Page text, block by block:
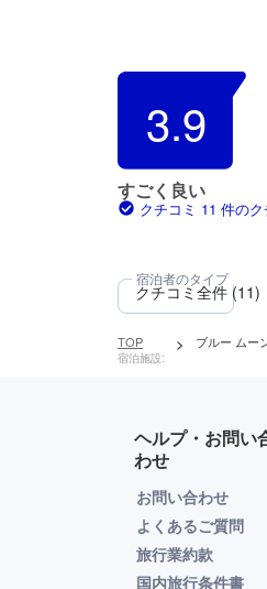
3.9
すごく良い
クチコミ 11 件のク
TOP
宿泊施設:
> ブルー ムー
ヘルプ・お問い
わせ
お問い合わせ
よくあるご質問
旅行業約款
国内旅行条件書